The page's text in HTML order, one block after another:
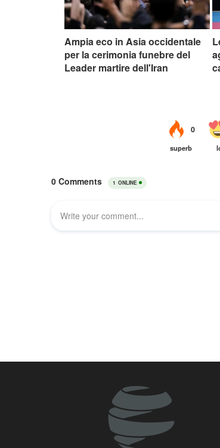
Ampia eco in Asia occidentale
per la cerimonia funebre del
Leader martire dell'Iran